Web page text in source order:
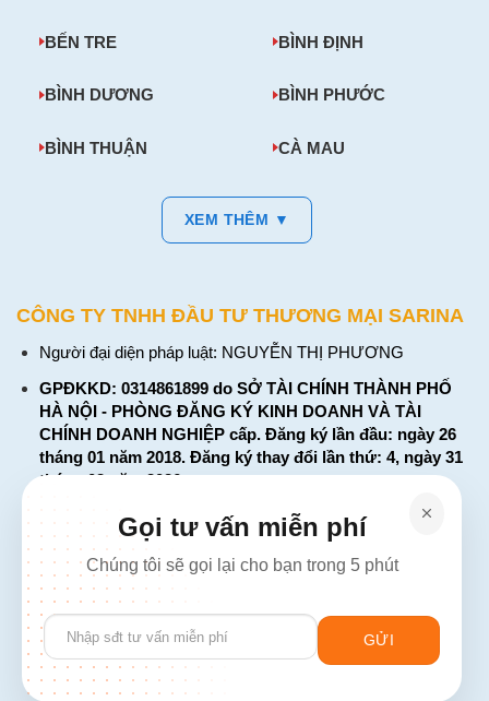
BẾN TRE BÌNH ĐỊNH
BÌNH DƯƠNG BÌNH PHƯỚC
BÌNH THUẬN CÀ MAU
XEM THÊM ▼
CÔNG TY TNHH ĐẦU TƯ THƯƠNG MẠI SARINA
Người đại diện pháp luật: NGUYỄN THỊ PHƯƠNG
GPĐKKD: 0314861899 do SỞ TÀI CHÍNH THÀNH PHỐ
HÀ NỘI - PHÒNG ĐĂNG KÝ KINH DOANH VÀ TÀI
CHÍNH DOANH NGHIỆP cấp. Đăng ký lần đầu: ngày 26
tháng 01 năm 2018. Đăng ký thay đổi lần thứ: 4, ngày 31
tháng 03 năm 2026
226 Đường Láng, Đống Đa, Hà Nội
137 Đường Hòa Hưng, Phường 12, Quận 10, TP. Hồ Chí
Minh
Hotline: 1900 2106 - 0386 001 001
Email:Giaiphap3g@gmail.com
Gọi tư vấn miễn phí
Chúng tôi sẽ gọi lại cho bạn trong 5 phút
Please
leave